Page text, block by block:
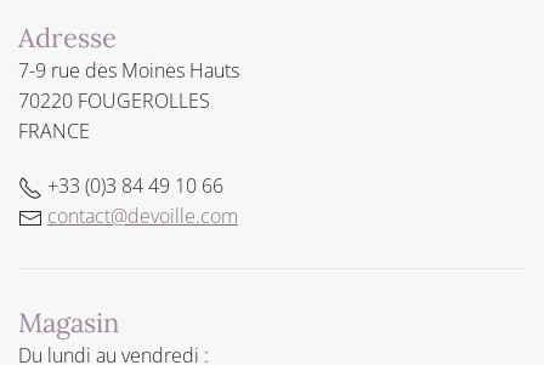
Adresse
7-9 rue des Moines Hauts
70220 FOUGEROLLES
FRANCE
+33 (0)3 84 49 10 66
contact@devoille.com
Magasin
Du lundi au vendredi :